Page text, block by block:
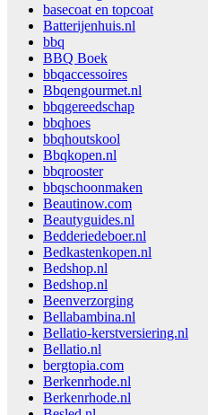
basecoat en topcoat
Batterijenhuis.nl
bbq
BBQ Boek
bbqaccessoires
Bbqengourmet.nl
bbqgereedschap
bbqhoes
bbqhoutskool
Bbqkopen.nl
bbqrooster
bbqschoonmaken
Beautinow.com
Beautyguides.nl
Bedderiedeboer.nl
Bedkastenkopen.nl
Bedshop.nl
Bedshop.nl
Beenverzorging
Bellabambina.nl
Bellatio-kerstversiering.nl
Bellatio.nl
bergtopia.com
Berkenrhode.nl
Berkenrhode.nl